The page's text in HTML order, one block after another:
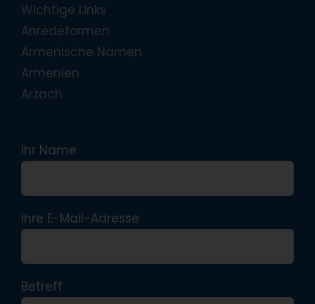
Wichtige Links
Anredeformen
Armenische Namen
Armenien
Arzach
Ihr Name
Ihre E-Mail-Adresse
Betreff